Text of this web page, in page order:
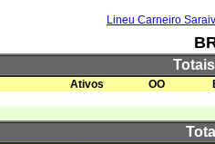
Lineu Carneiro
Ativos OO